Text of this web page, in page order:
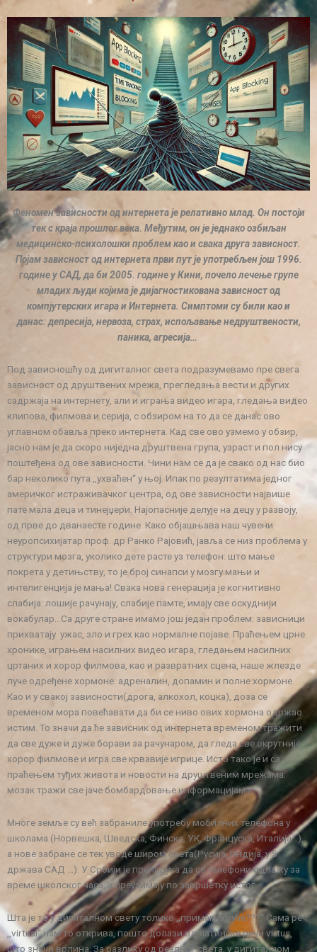
Феномен зависности од интернета је релативно млад. Он постоји
тек с краја прошлог века. Међутим, он је једнако озбиљан
медицинско-психолошки проблем као и свака друга зависност.
Појам зависност од интернета први пут је употребљен још 1996.
године у САД, да би 2005. године у Кини, почело лечење групе
младих људи којима је дијагностикована зависност од
компјутерских игара и Интернета. Симптоми су били као и
данас: депресија, нервоза, страх, испољавање недруштвености,
паника, агресија…
Под зависношћу од дигиталног света подразумевамо пре свега
зависност од друштвених мрежа, прегледања вести и других
садржаја на интернету, али и играња видео игара, гледања видео
клипова, филмова и серија, с обзиром на то да се данас ово
углавном обавља преко интернета. Кад све ово узмемо у обзир,
јасно нам је да скоро ниједна друштвена група, узраст и пол нису
поштеђена од ове зависности. Чини нам се да је свако од нас био
бар неколико пута ,,ухваћен“ у њој. Ипак по резултатима једног
америчког истраживачког центра, од ове зависности највише
пате мала деца и тинејџери. Најопасније делује на децу у развоју,
од прве до дванаесте године. Како објашњава наш чувени
неуропсихијатар проф. др Ранко Рајовић, јавља се низ проблема у
структури мозга, уколико дете расте уз телефон: што мање
покрета у детињству, то је број синапси у мозгу мањи и
интелигенција је мања! Свака нова генерација је когнитивно
слабија: лошије рачунају, слабије памте, имају све оскуднији
вокабулар…Са друге стране имамо још један проблем: зависници
прихватају ужас, зло и грех као нормалне појаве. Праћењем црне
хронике, играњем насилних видео игара, гледањем насилних
цртаних и хорор филмова, као и развратних сцена, наше жлезде
луче одређене хормоне: адреналин, допамин и полне хормоне.
Као и у свакој зависности(дрога, алкохол, коцка), доза се
временом мора повећавати да би се ниво ових хормона одржао
истим. То значи да ће зависник од интернета временом тражити
да све дуже и дуже борави за рачунаром, да гледа све окрутније
хорор филмове и игра све крвавије игрице. Исто тако је и са
праћењем туђих живота и новости на друштвеним мрежама:
мозак тражи све јаче бомбардовање информацијама.
Многе земље су већ забраниле употребу мобилних телефона у
школама (Норвешка, Шведска, Финска, УК, Француска, Италија…),
а нове забране се тек уводе широм света(Русија, Индија, у 5
држава САД …). У Србији је препорука да се телефони одлажу за
време школског часа, а преузимају по завршетку истог.
Шта је то у дигиталном свету толико ,,примамљујуће???“ Сама реч
,,virtual“ нам то открива, пошто долази од латинске речи virtus,
што значи врлина. За разлику од реалног света, у дигиталном